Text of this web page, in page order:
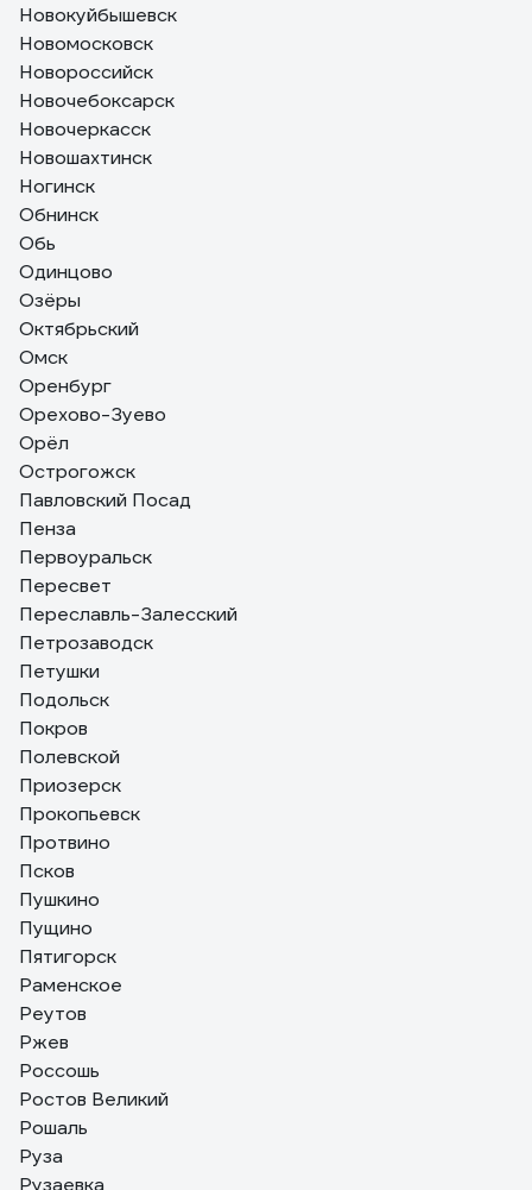
Новокуйбышевск
Новомосковск
Новороссийск
Новочебоксарск
Новочеркасск
Новошахтинск
Ногинск
Обнинск
Обь
Одинцово
Озёры
Октябрьский
Омск
Оренбург
Орехово-Зуево
Орёл
Острогожск
Павловский Посад
Пенза
Первоуральск
Пересвет
Переславль-Залесский
Петрозаводск
Петушки
Подольск
Покров
Полевской
Приозерск
Прокопьевск
Протвино
Псков
Пушкино
Пущино
Пятигорск
Раменское
Реутов
Ржев
Россошь
Ростов Великий
Рошаль
Руза
Рузаевка